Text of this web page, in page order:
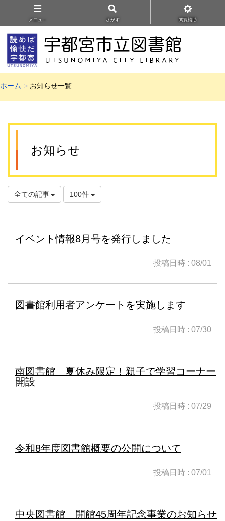
メニュ－ さがす 閲覧補助
ホーム お知らせ一覧
お知らせ
全ての記事 100件
イベント情報8月号を発行しました
投稿日時 : 08/01
図書館利用者アンケートを実施します
投稿日時 : 07/30
南図書館 夏休み限定！親子で学習コーナー
開設
投稿日時 : 07/29
令和8年度図書館概要の公開について
投稿日時 : 07/01
中央図書館 開館45周年記念事業のお知らせ